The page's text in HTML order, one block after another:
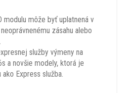
modulu môže byť uplatnená v
zásahu alebo
služby výmeny na
a novšie modely, ktorá je
Express služba.